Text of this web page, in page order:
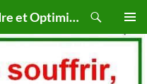
Chimie Naturelle : Comprendre et Optimiser le Corps Humain Naturellement
MENU